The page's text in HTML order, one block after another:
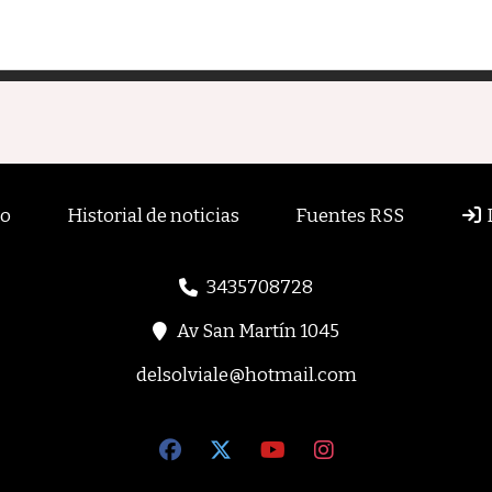
Historial de noticias Fuentes RSS
3435708728
Av San Martín 1045
delsolviale@hotmail.com